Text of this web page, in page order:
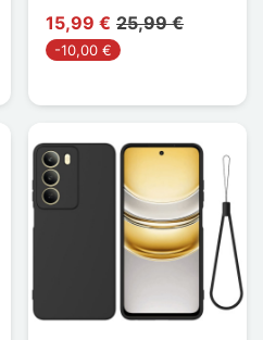
15,99 € 25,99 €
-10,00 €